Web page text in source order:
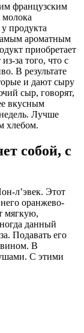
французским
молока
продукта
ароматным
приобретает
за того, что с
В результате
и дают сыру
сыр, говорят,
вкусным
Лучше
хлебом.
собой, с
л’эвек. Этот
оранжево-
мягкую,
данный
Подавать его
В
С этими